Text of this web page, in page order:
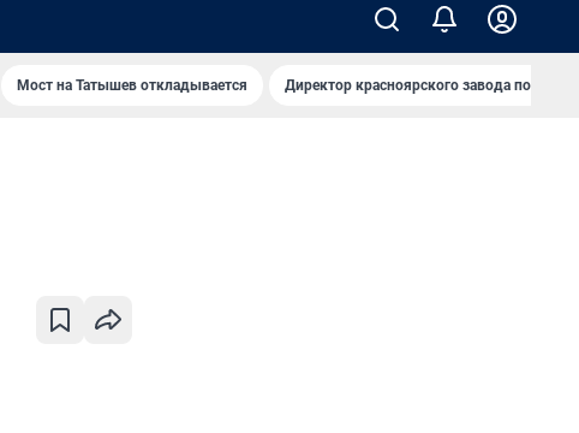
Мост на Татышев откладывается Директор красноярского завода под